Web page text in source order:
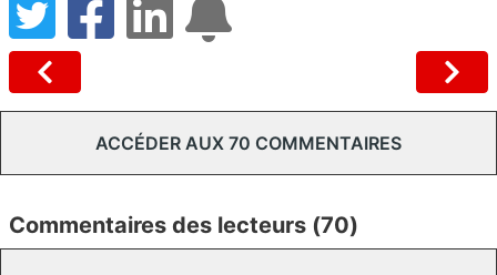
ACCÉDER AUX 70 COMMENTAIRES
Commentaires des lecteurs (70)